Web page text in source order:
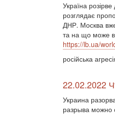
Україна
розглядає
ДНР. Москва
та на що може
https://lb.ua/
російська
22.02.2022
Украина
разрыва можно